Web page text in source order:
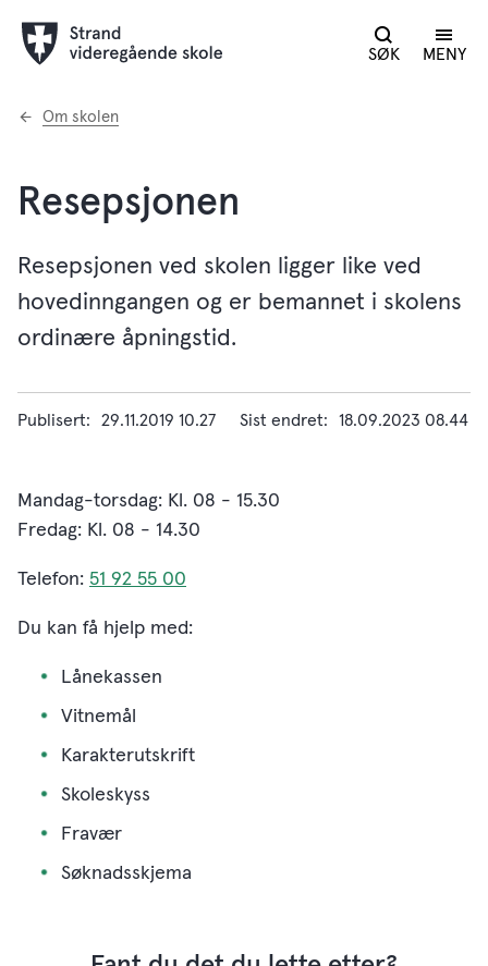
SØK MENY
Du
Om skolen
Resepsjonen
Resepsjonen ved skolen ligger like ved
hovedinngangen og er bemannet i skolens
ordinære åpningstid.
Publisert 29.11.2019 10.27 Sist endret 18.09.2023 08.44
Mandag-torsdag: Kl. 08 - 15.30
Fredag: Kl. 08 - 14.30
Telefon: 51 92 55 00
Du kan få hjelp med:
Lånekassen
Vitnemål
Karakterutskrift
Skoleskyss
Fravær
Søknadsskjema